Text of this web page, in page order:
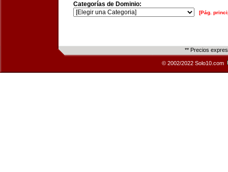
Categorías de Dominio:
[Pág.
** Precios
© 2002/2022 Solo10.com